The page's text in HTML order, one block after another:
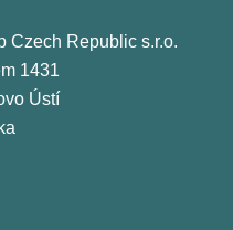
Czech Republic s.r.o.
1431
Ústí